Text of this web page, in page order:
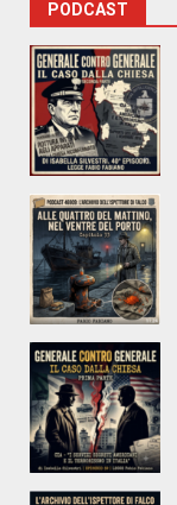
PODCAST